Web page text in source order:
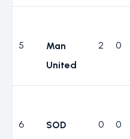
5
Man
United
2 0
6
SOD
0 0